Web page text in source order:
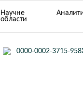
Научне
области
0000-0002-3715-